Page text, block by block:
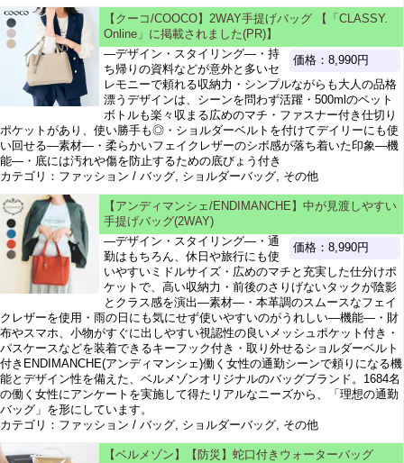
【クーコ/COOCO】2WAY手提げバッグ 【「CLASSY.
Online」に掲載されました(PR)】
価格：8,990円
―デザイン・スタイリング―・持
ち帰りの資料などが意外と多いセ
レモニーで頼れる収納力・シンプルながらも大人の品格
漂うデザインは、シーンを問わず活躍・500mlのペット
ボトルも楽々収まる広めのマチ・ファスナー付き仕切り
ポケットがあり、使い勝手も◎・ショルダーベルトを付けてデイリーにも使
い回せる―素材―・柔らかいフェイクレザーのシボ感が落ち着いた印象―機
能―・底には汚れや傷を防止するための底びょう付き
カテゴリ：ファッション / バッグ, ショルダーバッグ, その他
【アンディマンシェ/ENDIMANCHE】中が見渡しやすい
手提げバッグ(2WAY)
価格：8,990円
―デザイン・スタイリング―・通
勤はもちろん、休日や旅行にも使
いやすいミドルサイズ・広めのマチと充実した仕分けポ
ケットで、高い収納力・前後のさりげないタックが陰影
とクラス感を演出―素材―・本革調のスムースなフェイ
クレザーを使用・雨の日にも気にせず使いやすいのがうれしい―機能―・財
布やスマホ、小物がすぐに出しやすい視認性の良いメッシュポケット付き・
パスケースなどを装着できるキーフック付き・取り外せるショルダーベルト
付きENDIMANCHE(アンディマンシェ)働く女性の通勤シーンで頼りになる機
能とデザイン性を備えた、ベルメゾンオリジナルのバッグブランド。1684名
の働く女性にアンケートを実施して得たリアルなニーズから、「理想の通勤
バッグ」を形にしています。
カテゴリ：ファッション / バッグ, ショルダーバッグ, その他
【ベルメゾン】【防災】蛇口付きウォーターバッグ